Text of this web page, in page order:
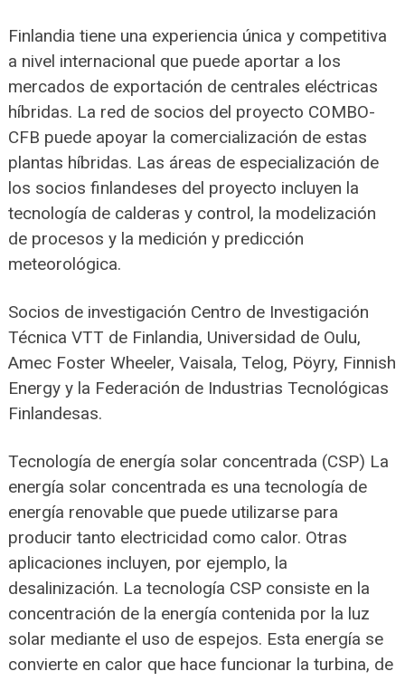
Finlandia tiene una experiencia única y competitiva
a nivel internacional que puede aportar a los
mercados de exportación de centrales eléctricas
híbridas. La red de socios del proyecto COMBO-
CFB puede apoyar la comercialización de estas
plantas híbridas. Las áreas de especialización de
los socios finlandeses del proyecto incluyen la
tecnología de calderas y control, la modelización
de procesos y la medición y predicción
meteorológica.
Socios de investigación Centro de Investigación
Técnica VTT de Finlandia, Universidad de Oulu,
Amec Foster Wheeler, Vaisala, Telog, Pöyry, Finnish
Energy y la Federación de Industrias Tecnológicas
Finlandesas.
Tecnología de energía solar concentrada (CSP) La
energía solar concentrada es una tecnología de
energía renovable que puede utilizarse para
producir tanto electricidad como calor. Otras
aplicaciones incluyen, por ejemplo, la
desalinización. La tecnología CSP consiste en la
concentración de la energía contenida por la luz
solar mediante el uso de espejos. Esta energía se
convierte en calor que hace funcionar la turbina, de